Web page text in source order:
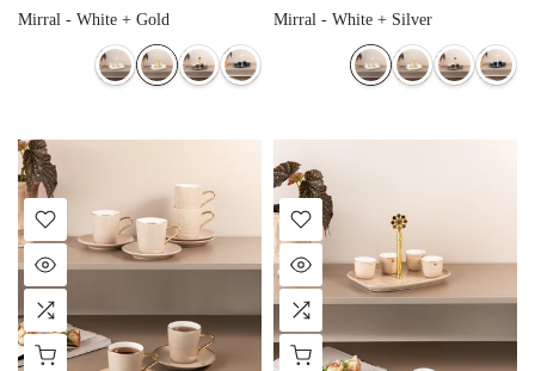
Mirral - White + Silver
Mirral - White + Gold